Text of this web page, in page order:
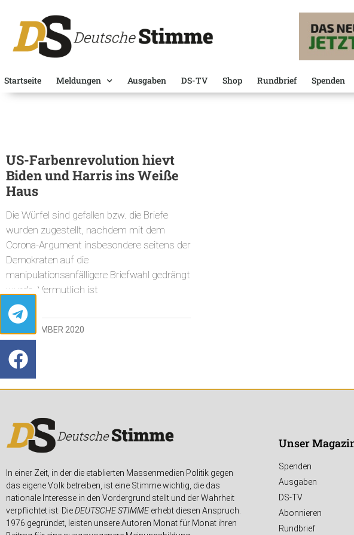
Startseite Meldungen Ausgaben DS-TV Shop Rundbrief Spenden
US-Farbenrevolution hievt
Biden und Harris ins Weiße
Haus
Die Würfel sind gefallen bzw. die Briefe
wurden zugestellt, nachdem mit dem
Corona-Argument insbesondere seitens der
Demokraten auf die
manipulationsanfälligere Briefwahl gedrängt
wurde. Vermutlich ist
13. NOVEMBER 2020
In einer Zeit, in der die etablierten Massenmedien Politik gegen
das eigene Volk betreiben, ist eine Stimme wichtig, die das
nationale Interesse in den Vordergrund stellt und der Wahrheit
verpflichtet ist. DieDEUTSCHE STIMMEerhebt diesen Anspruch.
1976 gegründet, leisten unsere Autoren Monat für Monat ihren
Unser
Spenden
Ausgaben
DS-TV
Abonnieren
Rundbrief